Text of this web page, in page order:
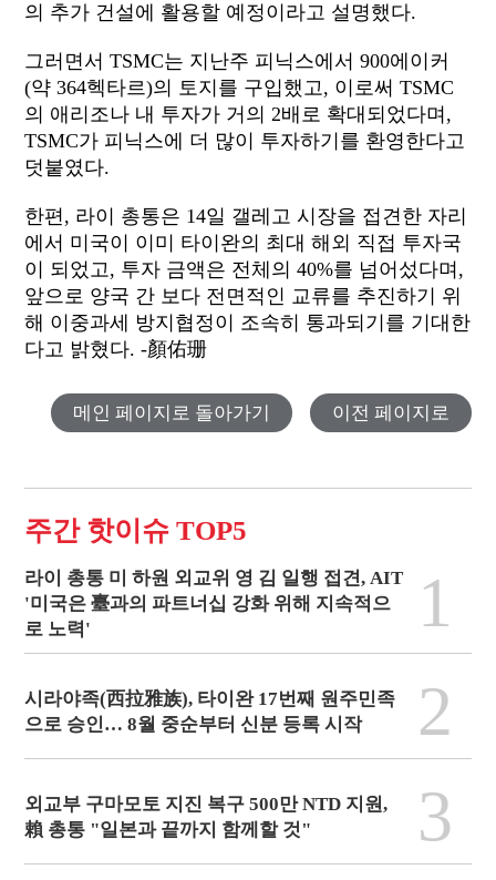
의 추가 건설에 활용할 예정이라고 설명했다.
그러면서 TSMC는 지난주 피닉스에서 900에이커
(약 364헥타르)의 토지를 구입했고, 이로써 TSMC
의 애리조나 내 투자가 거의 2배로 확대되었다며,
TSMC가 피닉스에 더 많이 투자하기를 환영한다고
덧붙였다.
한편, 라이 총통은 14일 갤레고 시장을 접견한 자리
에서 미국이 이미 타이완의 최대 해외 직접 투자국
이 되었고, 투자 금액은 전체의 40%를 넘어섰다며,
앞으로 양국 간 보다 전면적인 교류를 추진하기 위
해 이중과세 방지협정이 조속히 통과되기를 기대한
다고 밝혔다. -顏佑珊
메인 페이지로 돌아가기 이전 페이지로
주간 핫이슈 TOP5
라이 총통 미 하원 외교위 영 김 일행 접견, AIT
'미국은 臺과의 파트너십 강화 위해 지속적으
로 노력'
1
시라야족(西拉雅族), 타이완 17번째 원주민족
으로 승인… 8월 중순부터 신분 등록 시작
2
외교부 구마모토 지진 복구 500만 NTD 지원,
賴 총통 "일본과 끝까지 함께할 것"
3